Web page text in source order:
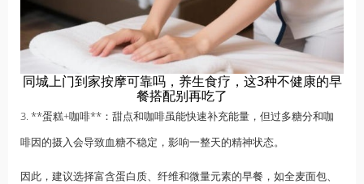
同城上门到家按摩可靠吗，养生食疗，这3种不健康的早
餐搭配别再吃了
3. **蛋糕+咖啡**：甜点和咖啡虽能快速补充能量，但过多糖分和咖
啡因的摄入会导致血糖不稳定，影响一整天的精神状态。
因此，建议选择富含蛋白质、纤维和微量元素的早餐，如全麦面包、